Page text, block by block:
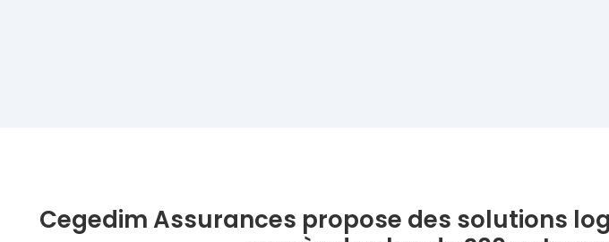
Cegedim Assurances propose des solutions